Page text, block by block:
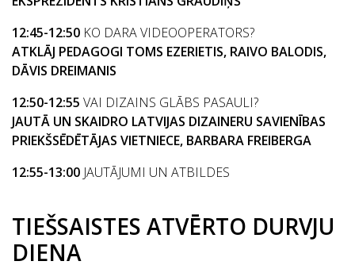
12:45-12:50 KO DARA VIDEOOPERATORS?
ATKLĀJ PEDAGOGI TOMS EZERIETIS, RAIVO BALODIS,
DĀVIS DREIMANIS
12:50-12:55 VAI DIZAINS GLĀBS PASAULI?
JAUTĀ UN SKAIDRO LATVIJAS DIZAINERU SAVIENĪBAS
PRIEKŠSĒDĒTĀJAS VIETNIECE, BARBARA FREIBERGA
12:55-13:00 JAUTĀJUMI UN ATBILDES
TIEŠSAISTES ATVĒRTO DURVJU
DIENA